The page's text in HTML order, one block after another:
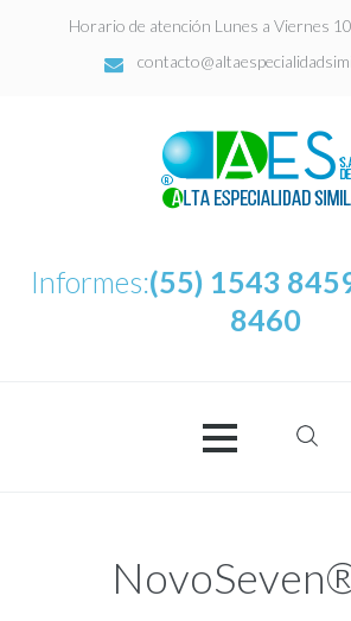
Horario de atención Lunes a Viernes
Informes:(55) 1543
8460
Catálogo de Medicamentos